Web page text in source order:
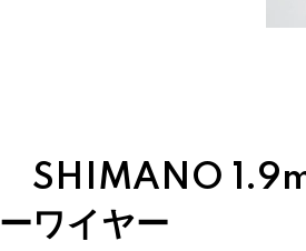
SHIMANO
ーワイヤー